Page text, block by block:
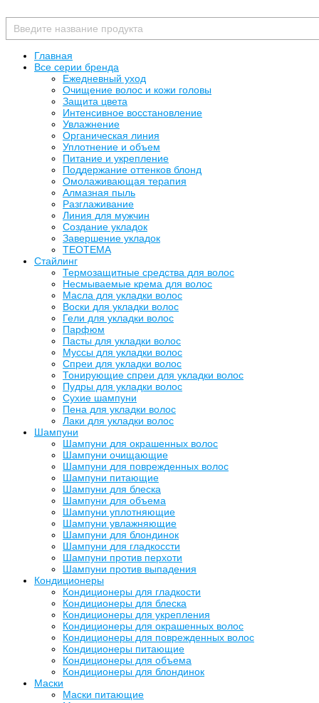
Главная
Все серии бренда
Ежедневный уход
Очищение волос и кожи головы
Защита цвета
Интенсивное восстановление
Увлажнение
Органическая линия
Уплотнение и объем
Питание и укрепление
Поддержание оттенков блонд
Омолаживающая терапия
Алмазная пыль
Разглаживание
Линия для мужчин
Создание укладок
Завершение укладок
TEOTEMA
Стайлинг
Термозащитные средства для волос
Несмываемые крема для волос
Масла для укладки волос
Воски для укладки волос
Гели для укладки волос
Парфюм
Пасты для укладки волос
Муссы для укладки волос
Спреи для укладки волос
Тонирующие спреи для укладки волос
Пудры для укладки волос
Сухие шампуни
Пена для укладки волос
Лаки для укладки волос
Шампуни
Шампуни для окрашенных волос
Шампуни очищающие
Шампуни для поврежденных волос
Шампуни питающие
Шампуни для блеска
Шампуни для объема
Шампуни уплотняющие
Шампуни увлажняющие
Шампуни для блондинок
Шампуни для гладкоссти
Шампуни против перхоти
Шампуни против выпадения
Кондиционеры
Кондиционеры для гладкости
Кондиционеры для блеска
Кондиционеры для укрепления
Кондиционеры для окрашенных волос
Кондиционеры для поврежденных волос
Кондиционеры питающие
Кондиционеры для объема
Кондиционеры для блондинок
Маски
Маски питающие